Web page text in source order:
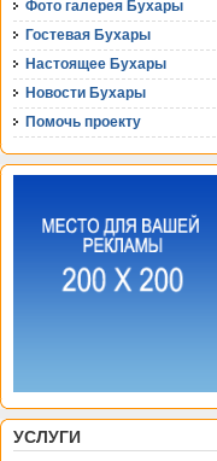
Фото галерея Бухары
Гостевая Бухары
Настоящее Бухары
Новости Бухары
Помочь проекту
УСЛУГИ